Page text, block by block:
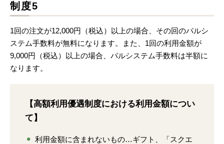
制度5
1回の注文が12,000円（税込）以上の場合、その回のパルシ
ステム手数料が無料になります。また、1回の利用金額が
9,000円（税込）以上の場合、パルシステム手数料は半額に
なります。
【高額利用優遇制度における利用金額につい
て】
利用金額に含まれないもの…ギフト、「スクエ